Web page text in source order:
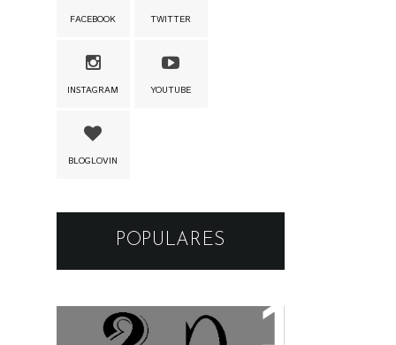
FACEBOOK TWITTER
INSTAGRAM YOUTUBE
BLOGLOVIN
POPULARES
Os apelidos das musicas